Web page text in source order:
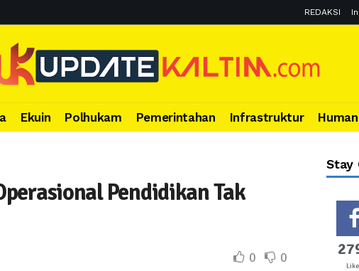
REDAKSI
Ekuin Polhukam Pemerintahan Infrastruktur
Pendidikan Tak
0 0
Stay